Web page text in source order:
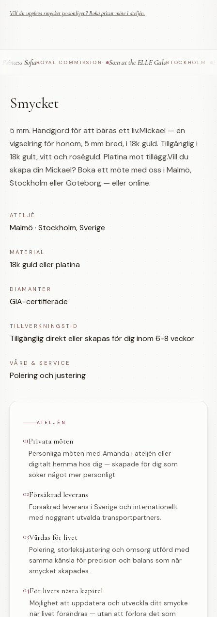
Vill du uppleva smycket personligen? Boka privat möte i ateljén.
SofiaROYAL COMMISSION · Seen at the ELLE GalaSTOCKHOLM·
Smycket
5 mm. Handgjord för att bäras ett liv.Mickael — en
vigselring för honom, 5 mm bred, i 18k guld. Tillgänglig i
18k gult, vitt och roséguld. Platina mot tillägg.Vill du
skapa din Mickael? Boka ett möte med oss i Malmö,
Stockholm eller Göteborg — eller online.
ATELJÉ
Malmö · Stockholm, Sverige
MATERIAL
18k guld eller platina
DIAMANTER
GIA-certifierade
TILLVERKNINGSTID
Tillgänglig direkt eller skapas för dig inom 6-8 veckor
VÅRD & SERVICE
Polering och justering
ATELJÉN
01Privata möten
Personliga möten med Amanda i ateljén eller
digitalt hemma hos dig — skapade för dig som
söker något mer personligt.
02Försäkrad leverans
Försäkrad leverans i Sverige och internationellt
med noggrant utvalda transportpartners.
03Vårdas för livet
Polering, storleksjustering och omsorg utförd med
samma känsla för precision och balans som när
smycket skapades.
04För livets nästa kapitel
Möjlighet att uppdatera och utveckla ditt smycke
när livet förändras — utan att förlora det som